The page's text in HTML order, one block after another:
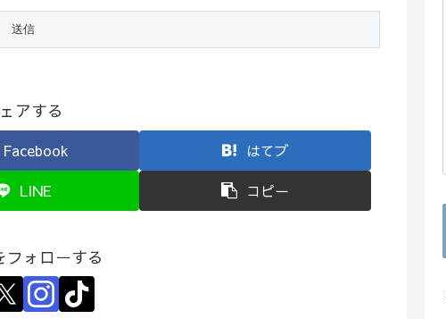
アする
Facebook はてブ
LINE コピー
フォローする